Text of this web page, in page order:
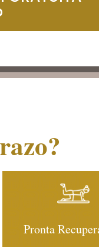
Pronta